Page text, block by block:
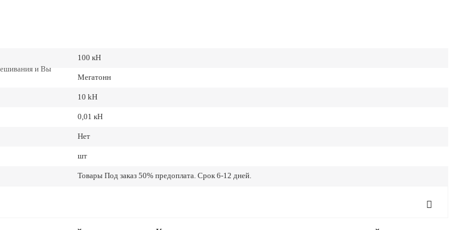
и Вы
100 кН
Мегатонн
10 kН
0,01 кН
Нет
шт
Товары Под заказ 50% предоплата. Срок 6-12 дней.